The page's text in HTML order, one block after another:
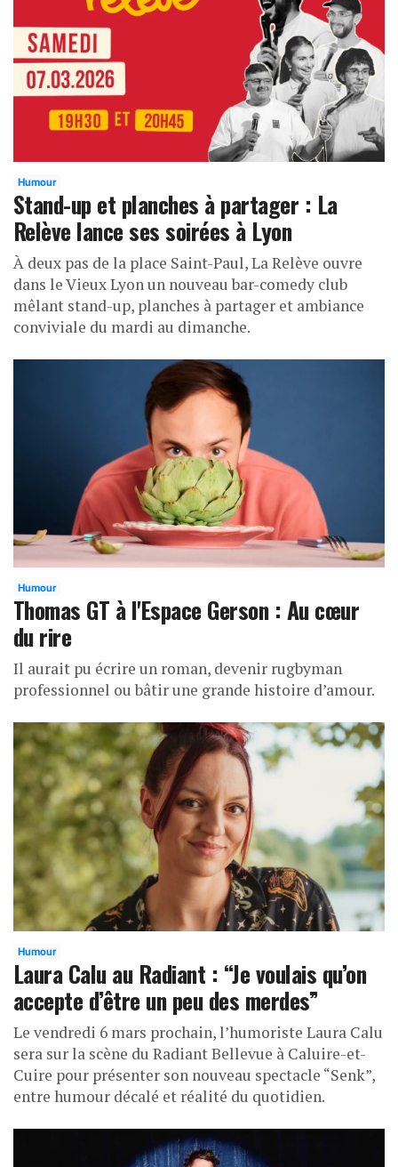
Humour
Stand-up et planches à partager : La
Relève lance ses soirées à Lyon
À deux pas de la place Saint-Paul, La Relève ouvre
dans le Vieux Lyon un nouveau bar-comedy club
mêlant stand-up, planches à partager et ambiance
conviviale du mardi au dimanche.
Humour
Thomas GT à l'Espace Gerson : Au cœur
du rire
Il aurait pu écrire un roman, devenir rugbyman
professionnel ou bâtir une grande histoire d’amour.
Humour
Laura Calu au Radiant : “Je voulais qu’on
accepte d’être un peu des merdes”
Le vendredi 6 mars prochain, l’humoriste Laura Calu
sera sur la scène du Radiant Bellevue à Caluire-et-
Cuire pour présenter son nouveau spectacle “Senk”,
entre humour décalé et réalité du quotidien.